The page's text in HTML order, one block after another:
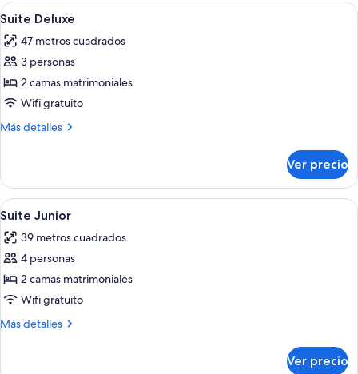
Abrir
todas
las
fotos
de
Suite
Deluxe
Playa | En la playa, playa de arena
1
Suite Deluxe
47 metros cuadrados
3 personas
2 camas matrimoniales
Wifi gratuito
Más detalles
Más
Deluxe
Ver precio
Abrir
todas
las
fotos
de
Suite
Junior
Playa | En la playa, playa de arena
1
Suite Junior
39 metros cuadrados
4 personas
2 camas matrimoniales
Wifi gratuito
Más detalles
Más
Ver precio